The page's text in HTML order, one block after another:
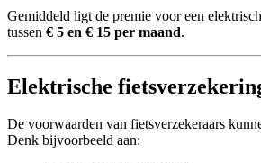
Gemiddeld ligt de premie voor een
tussen € 5 en € 15 per maand.
Elektrische
De voorwaarden van fietsverzekeraars
Denk bijvoorbeeld aan: